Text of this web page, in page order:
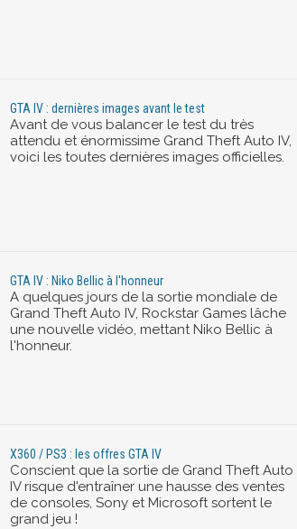
GTA IV : dernières images avant le test
Avant de vous balancer le test du très
attendu et énormissime Grand Theft Auto IV,
voici les toutes dernières images officielles.
GTA IV : Niko Bellic à l'honneur
A quelques jours de la sortie mondiale de
Grand Theft Auto IV, Rockstar Games lâche
une nouvelle vidéo, mettant Niko Bellic à
l'honneur.
X360 / PS3 : les offres GTA IV
Conscient que la sortie de Grand Theft Auto
IV risque d'entraîner une hausse des ventes
de consoles, Sony et Microsoft sortent le
grand jeu !